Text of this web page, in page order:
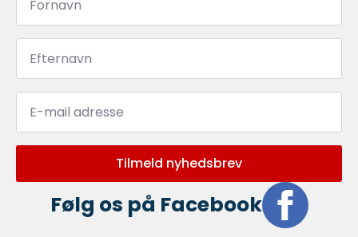
Efternavn
Email
Tilmeld nyhedsbrev
Følg os på Facebook